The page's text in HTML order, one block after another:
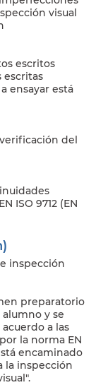
visual
escritos
ensayar está
del
ISO 9712 (EN
inspección
preparatorio
y se
a las
la norma EN
encaminado
la inspección